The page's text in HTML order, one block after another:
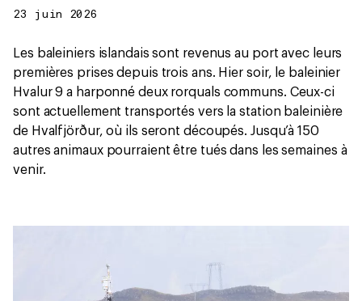
23 juin 2026
Les baleiniers islandais sont revenus au port avec leurs
premières prises depuis trois ans. Hier soir, le baleinier
Hvalur 9 a harponné deux rorquals communs. Ceux-ci
sont actuellement transportés vers la station baleinière
de Hvalfjörður, où ils seront découpés. Jusqu’à 150
autres animaux pourraient être tués dans les semaines à
venir.